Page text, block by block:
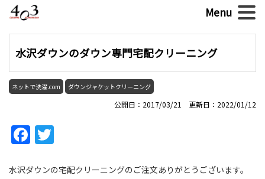
水沢ダウンのダウン専門宅配クリーニング
ネットで洗濯.com ダウンジャケットクリーニング
公開日：2017/03/21 更新日：2022/01/12
Facebook
水沢ダウンの宅配クリーニングのご注文ありがとうございます。